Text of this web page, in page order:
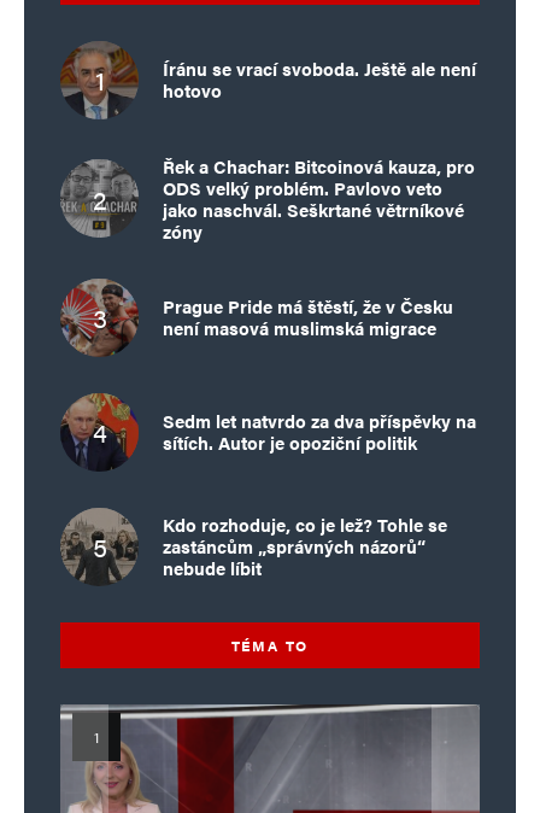
Íránu se vrací svoboda. Ještě ale není
hotovo
Řek a Chachar: Bitcoinová kauza, pro
ODS velký problém. Pavlovo veto
jako naschvál. Seškrtané větrníkové
zóny
Prague Pride má štěstí, že v Česku
není masová muslimská migrace
Sedm let natvrdo za dva příspěvky na
sítích. Autor je opoziční politik
Kdo rozhoduje, co je lež? Tohle se
zastáncům „správných názorů“
nebude líbit
TÉMA TO